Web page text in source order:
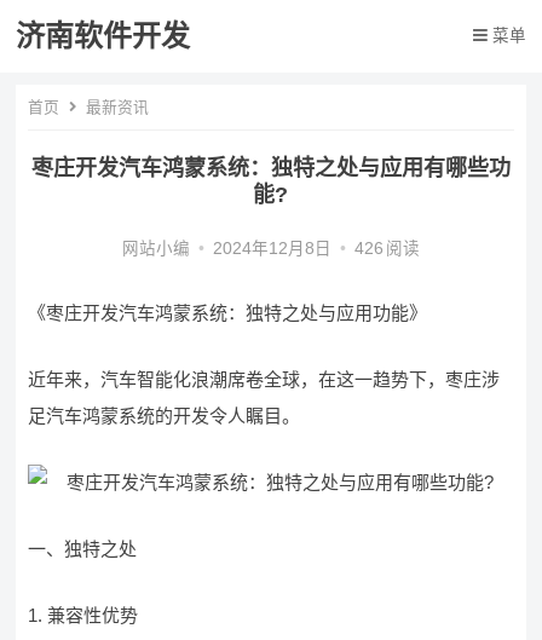
济南软件开发 菜单
首页 最新资讯
枣庄开发汽车鸿蒙系统：独特之处与应用有哪些功
能?
网站小编 • 2024年12月8日 • 426 阅读
《枣庄开发汽车鸿蒙系统：独特之处与应用功能》
近年来，汽车智能化浪潮席卷全球，在这一趋势下，枣庄涉
足汽车鸿蒙系统的开发令人瞩目。
一、独特之处
1. 兼容性优势